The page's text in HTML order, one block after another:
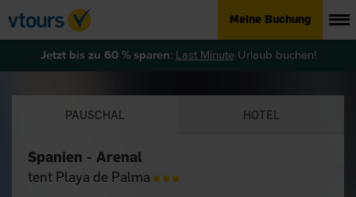
Meine Buchung
Jetzt bis zu 60 % sparen: Last MinuteUrlaub buchen!
PAUSCHAL HOTEL
Spanien - Arenal
tent Playa de Palma